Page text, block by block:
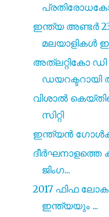
ഇന്ത്യ അണ്ടർ 23
മലയാളികൾ
അത്ലറ്റികോ
ഡയറക്ടറായി
വിശാൽ
സിറ്റി
ഇന്ത്യൻ
ദീർഘനാളത്തെ
ജിംഗ...
2017 ഫിഫ
ഇന്ത്യയും ...